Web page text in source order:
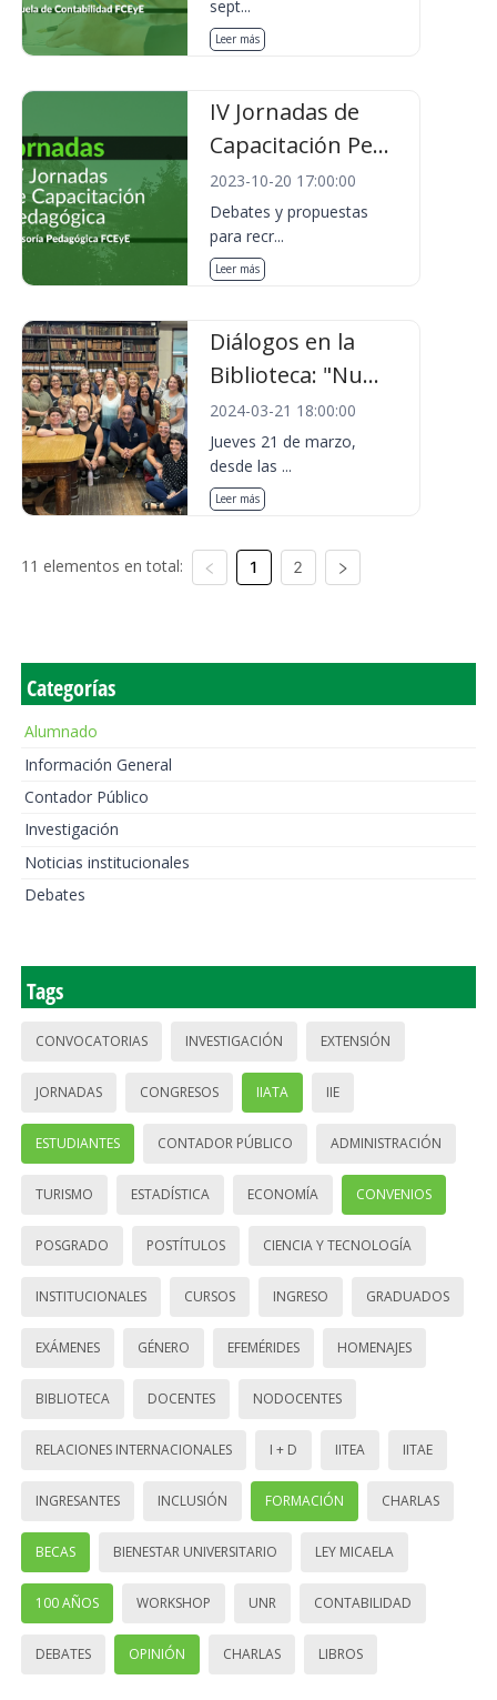
sept...
Leer más
IV Jornadas de
Capacitación Pe...
2023-10-20 17:00:00
Debates y propuestas
para recr...
Leer más
Diálogos en la
Biblioteca: "Nu...
2024-03-21 18:00:00
Jueves 21 de marzo,
desde las ...
Leer más
11 elementos en total: 1 2
Categorías
Alumnado
Información General
Contador Público
Investigación
Noticias institucionales
Debates
Tags
CONVOCATORIAS INVESTIGACIÓN EXTENSIÓN
JORNADAS CONGRESOS IIATA IIE
ESTUDIANTES CONTADOR PÚBLICO ADMINISTRACIÓN
TURISMO ESTADÍSTICA ECONOMÍA CONVENIOS
POSGRADO POSTÍTULOS CIENCIA Y TECNOLOGÍA
INSTITUCIONALES CURSOS INGRESO GRADUADOS
EXÁMENES GÉNERO EFEMÉRIDES HOMENAJES
BIBLIOTECA DOCENTES NODOCENTES
RELACIONES INTERNACIONALES I + D IITEA IITAE
INGRESANTES INCLUSIÓN FORMACIÓN CHARLAS
BECAS BIENESTAR UNIVERSITARIO LEY MICAELA
100 AÑOS WORKSHOP UNR CONTABILIDAD
DEBATES OPINIÓN CHARLAS LIBROS